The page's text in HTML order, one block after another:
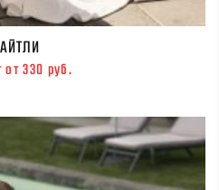
от 330 руб.